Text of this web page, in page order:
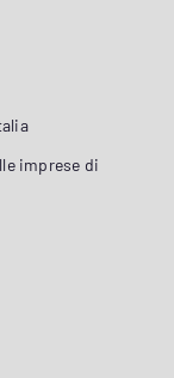
imprese di